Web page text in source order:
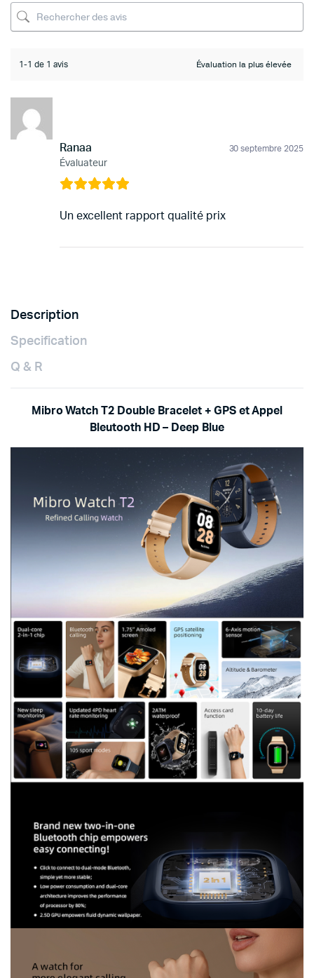
1-1 de 1 avis
Ranaa
Évaluateur
30 septembre 2025
Un excellent rapport qualité prix
Description
Specification
Q & R
Mibro Watch T2 Double Bracelet + GPS et Appel
Bleutooth HD – Deep Blue